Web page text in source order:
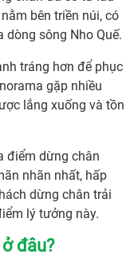
bên triền núi, có
sông Nho Quế.
tráng hơn để phục
gặp nhiều
lắng xuống và tồn
điểm dừng chân
nhãn nhất, hấp
dừng chân trải
lý tưởng này.
đâu?